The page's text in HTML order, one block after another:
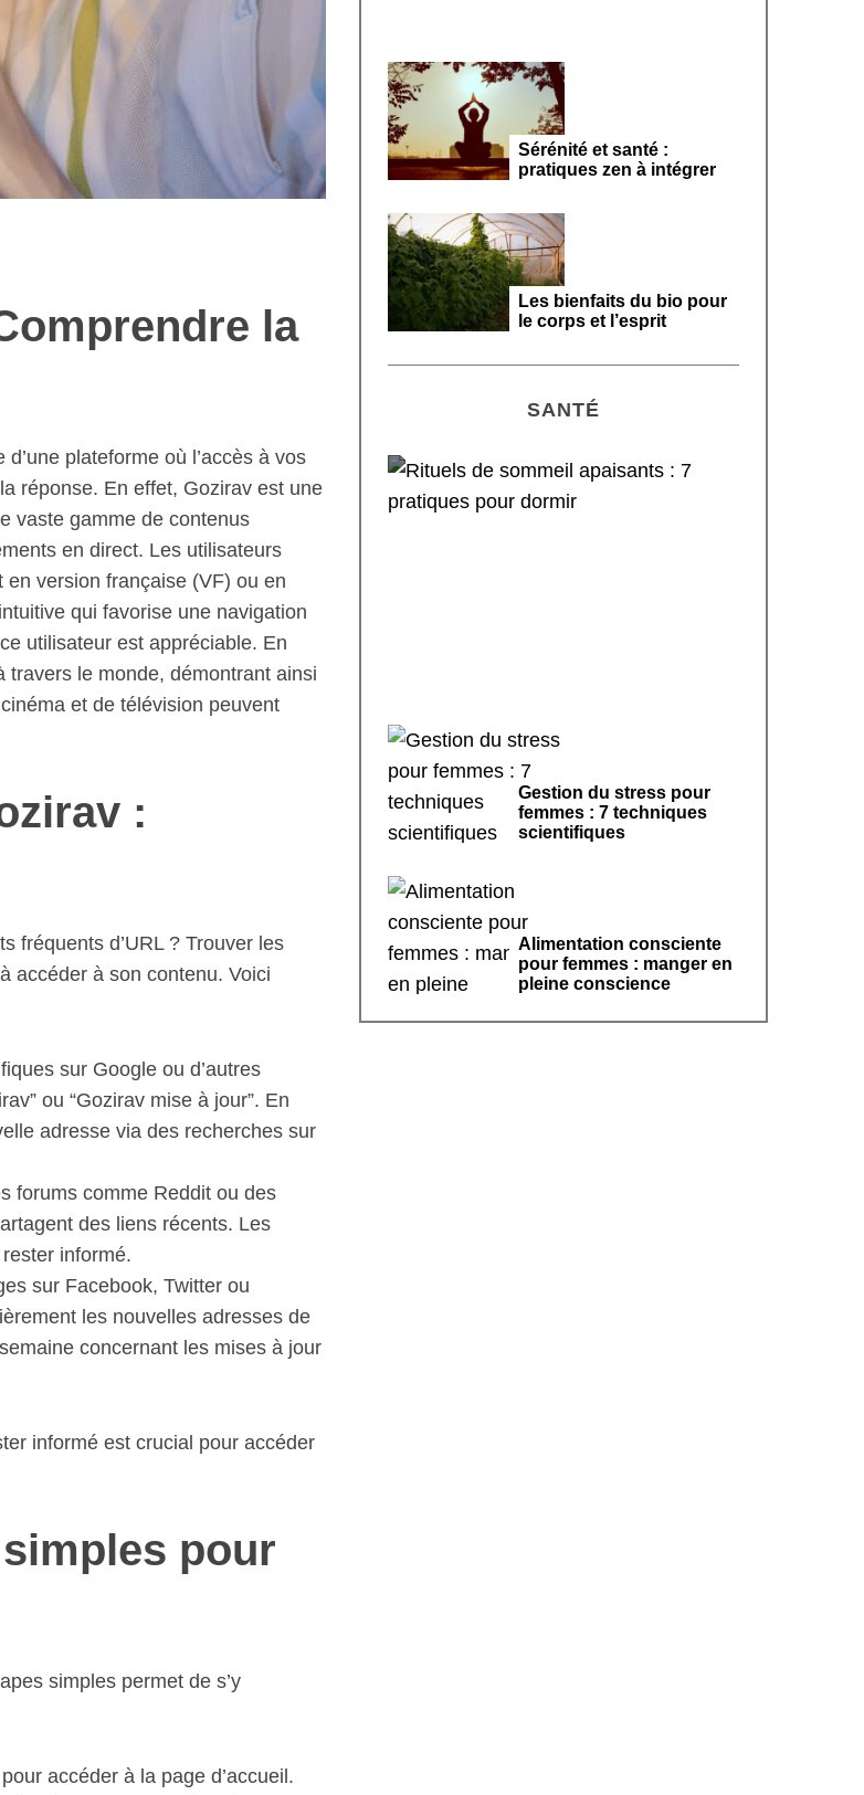
la
plateforme où l’accès à vos
réponse. En effet, Gozirav est une
vaste gamme de contenus
en direct. Les utilisateurs
version française (VF) ou en
qui favorise une navigation
utilisateur est appréciable. En
travers le monde, démontrant ainsi
et de télévision peuvent
:
fréquents d’URL ? Trouver les
accéder à son contenu. Voici
sur Google ou d’autres
ou “Gozirav mise à jour”. En
adresse via des recherches sur
forums comme Reddit ou des
des liens récents. Les
informé.
sur Facebook, Twitter ou
les nouvelles adresses de
concernant les mises à jour
informé est crucial pour accéder
pour
simples permet de s’y
accéder à la page d’accueil.
Sérénité et santé :
pratiques zen à intégrer
Les bienfaits du bio pour
le corps et l’esprit
SANTÉ
Gestion du stress pour
femmes : 7 techniques
scientifiques
Alimentation consciente
pour femmes : manger en
pleine conscience